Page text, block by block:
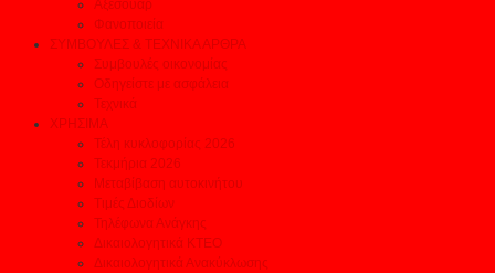
Αξεσουάρ
Φανοποιεία
ΣΥΜΒΟΥΛΕΣ & ΤΕΧΝΙΚΑ ΑΡΘΡΑ
Συμβουλές οικονομίας
Οδηγείστε με ασφάλεια
Τεχνικά
ΧΡΗΣΙΜΑ
Τέλη κυκλοφορίας 2026
Τεκμήρια 2026
Μεταβίβαση αυτοκινήτου
Τιμές Διοδίων
Τηλέφωνα Ανάγκης
Δικαιολογητικά ΚΤΕΟ
Δικαιολογητικά Ανακύκλωσης